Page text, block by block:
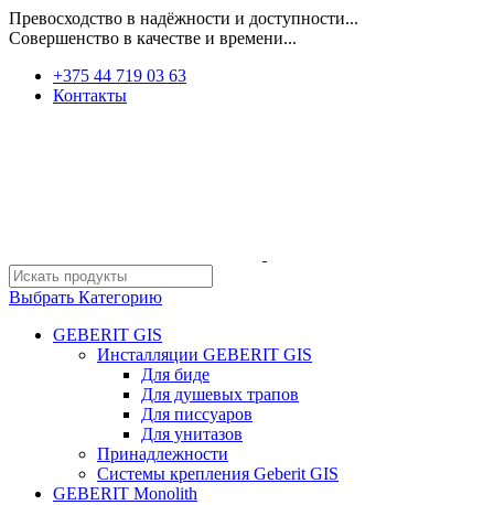
Превосходство в надёжности и доступности...
Совершенство в качестве и времени...
+375 44 719 03 63
Контакты
Выбрать Категорию
GEBERIT GIS
Инсталляции GEBERIT GIS
Для биде
Для душевых трапов
Для писсуаров
Для унитазов
Принадлежности
Системы крепления Geberit GIS
GEBERIT Monolith